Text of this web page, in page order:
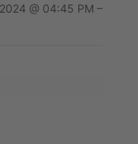
@ 04:45 PM –